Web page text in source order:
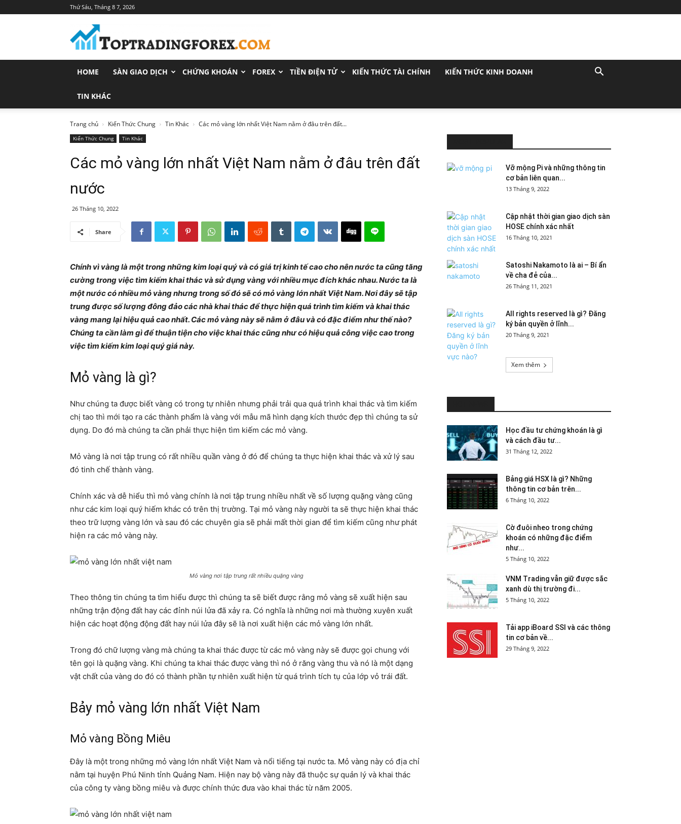
Thứ Sáu, Tháng 8 7, 2026
Trang
Tin
Tức
Đầu
HOME SÀN GIAO DỊCH CHỨNG KHOÁN FOREX TIỀN ĐIỆN TỬ KIẾN THỨC TÀI CHÍNH KIẾN THỨC KINH DOANH
TIN KHÁC
Trang chủ Kiến Thức Chung Tin Khác Các mỏ vàng lớn nhất Việt Nam nằm ở đâu trên đất...
Kiến Thức Chung Tin Khác
Các mỏ vàng lớn nhất Việt Nam nằm ở đâu trên đất
nước
26 Tháng 10, 2022
Share
Chính vì vàng là một trong những kim loại quý và có giá trị kinh tế cao cho nên nước ta cũng tăng
cường trong việc tìm kiếm khai thác và sử dụng vàng với nhiều mục đích khác nhau. Nước ta là
một nước có nhiều mỏ vàng nhưng trong số đó sẽ có mỏ vàng lớn nhất Việt Nam. Nơi đây sẽ tập
trung được số lượng đông đảo các nhà khai thác để thực hiện quá trình tìm kiếm và khai thác
vàng mang lại hiệu quả cao nhất. Các mỏ vàng này sẽ nằm ở đâu và có đặc điểm như thế nào?
Chúng ta cần làm gì để thuận tiện cho việc khai thác cũng như có hiệu quả công việc cao trong
việc tìm kiếm kim loại quý giá này.
Mỏ vàng là gì?
Như chúng ta được biết vàng có trong tự nhiên nhưng phải trải qua quá trình khai thác và tìm kiếm
chị tao thì mới tạo ra các thành phẩm là vàng với mẫu mã hình dạng kích thước đẹp thì chúng ta sử
dụng. Do đó mà chúng ta cần phải thực hiện tìm kiếm các mỏ vàng.
Mỏ vàng là nơi tập trung có rất nhiều quần vàng ở đó để chúng ta thực hiện khai thác và xử lý sau
đó tinh chế thành vàng.
Chính xác và dễ hiểu thì mỏ vàng chính là nơi tập trung nhiều nhất về số lượng quặng vàng cũng
như các kim loại quý hiếm khác có trên thị trường. Tại mỏ vàng này người ta sẽ thực hiện khai thác
theo trữ lượng vàng lớn và sau đó các chuyên gia sẽ phải mất thời gian để tìm kiếm cũng như phát
hiện ra các mỏ vàng này.
Mỏ vàng nơi tập trung rất nhiều quặng vàng
Theo thông tin chúng ta tìm hiểu được thì chúng ta sẽ biết được rằng mỏ vàng sẽ xuất hiện sau
những trận động đất hay các đỉnh núi lửa đã xảy ra. Có nghĩa là những nơi mà thường xuyên xuất
hiện các hoạt động động đất hay núi lửa đây sẽ là nơi xuất hiện các mỏ vàng lớn nhất.
Trong đó chữ lượng vàng mà chúng ta khai thác được từ các mỏ vàng này sẽ được gọi chung với
tên gọi là quặng vàng. Khi chúng ta khai thác được vàng thì nó ở răng vàng thu và nó là một dạng
vật chất của vàng do đó có thành phần tự nhiên xuất hiện từ quá trình tích tụ của lớp vỏ trái đất.
Bảy mỏ vàng lớn nhất Việt Nam
Mỏ vàng Bồng Miêu
Đây là một trong những mỏ vàng lớn nhất Việt Nam và nổi tiếng tại nước ta. Mỏ vàng này có địa chỉ
nằm tại huyện Phú Ninh tỉnh Quảng Nam. Hiện nay bộ vàng này đã thuộc sự quản lý và khai thác
của công ty vàng bồng miêu và được chính thức đưa vào khai thác từ năm 2005.
Vỡ mộng Pi và những thông tin
cơ bản liên quan...
13 Tháng 9, 2022
Cập nhật thời gian giao dịch sàn
HOSE chính xác nhất
16 Tháng 10, 2021
Satoshi Nakamoto là ai – Bí ẩn
về cha đẻ của...
26 Tháng 11, 2021
All rights reserved là gì? Đăng
ký bản quyền ở lĩnh...
20 Tháng 9, 2021
Xem thêm
Học đầu tư chứng khoán là gì
và cách đầu tư...
31 Tháng 12, 2022
Bảng giá HSX là gì? Những
thông tin cơ bản trên...
6 Tháng 10, 2022
Cờ đuôi nheo trong chứng
khoán có những đặc điểm
như...
5 Tháng 10, 2022
VNM Trading vẫn giữ được sắc
xanh dù thị trường đi...
5 Tháng 10, 2022
Tải app iBoard SSI và các thông
tin cơ bản về...
29 Tháng 9, 2022